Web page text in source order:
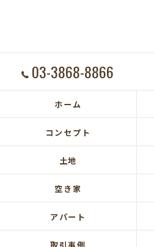
03-3868-8866
ホーム
コンセプト
土地
空き家
アパート
取引事例